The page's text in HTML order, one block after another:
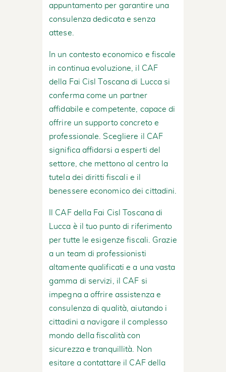
appuntamento per garantire una
consulenza dedicata e senza
attese.
In un contesto economico e fiscale
in continua evoluzione, il CAF
della Fai Cisl Toscana di Lucca si
conferma come un partner
affidabile e competente, capace di
offrire un supporto concreto e
professionale. Scegliere il CAF
significa affidarsi a esperti del
settore, che mettono al centro la
tutela dei diritti fiscali e il
benessere economico dei cittadini.
Il CAF della Fai Cisl Toscana di
Lucca è il tuo punto di riferimento
per tutte le esigenze fiscali. Grazie
a un team di professionisti
altamente qualificati e a una vasta
gamma di servizi, il CAF si
impegna a offrire assistenza e
consulenza di qualità, aiutando i
cittadini a navigare il complesso
mondo della fiscalità con
sicurezza e tranquillità. Non
esitare a contattare il CAF della